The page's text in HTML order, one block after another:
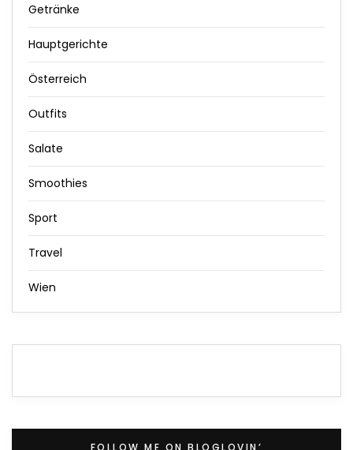
Getränke
Hauptgerichte
Österreich
Outfits
Salate
Smoothies
Sport
Travel
Wien
FOLLOW ME ON BLOGLOVIN’